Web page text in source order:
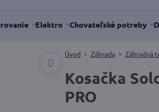
Elektro Chovateľské potreby
Úvod Záhrada Záhradná
Kosačka
PRO